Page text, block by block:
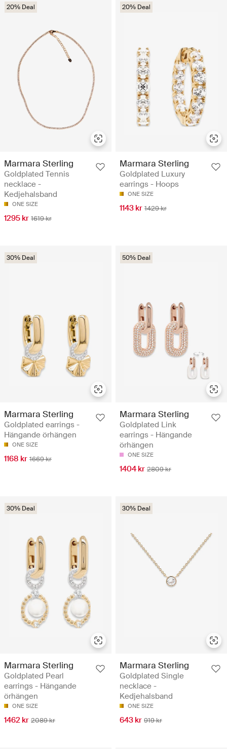
20% Deal
Marmara Sterling
Goldplated Tennis
necklace -
Kedjehalsband
ONE SIZE
1295 kr 1619 kr
20% Deal
Marmara Sterling
Goldplated Luxury
earrings - Hoops
ONE SIZE
1143 kr 1429 kr
30% Deal
Marmara Sterling
Goldplated earrings -
Hängande örhängen
ONE SIZE
1168 kr 1669 kr
50% Deal
Marmara Sterling
Goldplated Link
earrings - Hängande
örhängen
ONE SIZE
1404 kr 2809 kr
30% Deal
Marmara Sterling
Goldplated Pearl
earrings - Hängande
örhängen
ONE SIZE
1462 kr 2089 kr
30% Deal
Marmara Sterling
Goldplated Single
necklace -
Kedjehalsband
ONE SIZE
643 kr 919 kr